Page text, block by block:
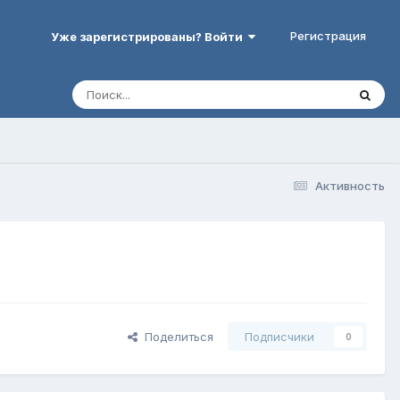
Уже зарегистрированы? Войти Регистрация
Активность
Поделиться Подписчики 0